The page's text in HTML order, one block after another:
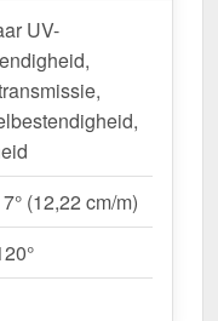
&
– Heldere
UV-
(12,22 cm/m)